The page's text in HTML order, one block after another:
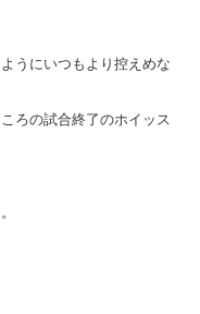
うにいつもより控えめな
ろの試合終了のホイッス